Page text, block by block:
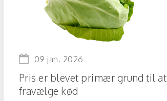
09 jan. 2026
Pris er blevet primær grund til at
fravælge kød